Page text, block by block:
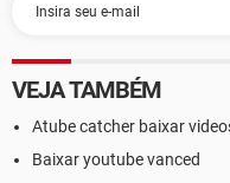
VEJA TAMBÉM
Atube catcher baixar
Baixar youtube vanced